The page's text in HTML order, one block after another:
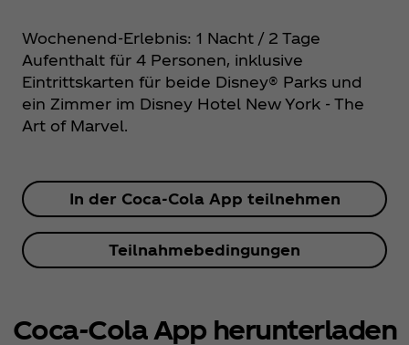
Wochenend-Erlebnis: 1 Nacht / 2 Tage
Aufenthalt für 4 Personen, inklusive
Eintrittskarten für beide Disney® Parks und
ein Zimmer im Disney Hotel New York - The
Art of Marvel.
In der Coca‑Cola App teilnehmen
Teilnahmebedingungen
Coca‑Cola App herunterladen